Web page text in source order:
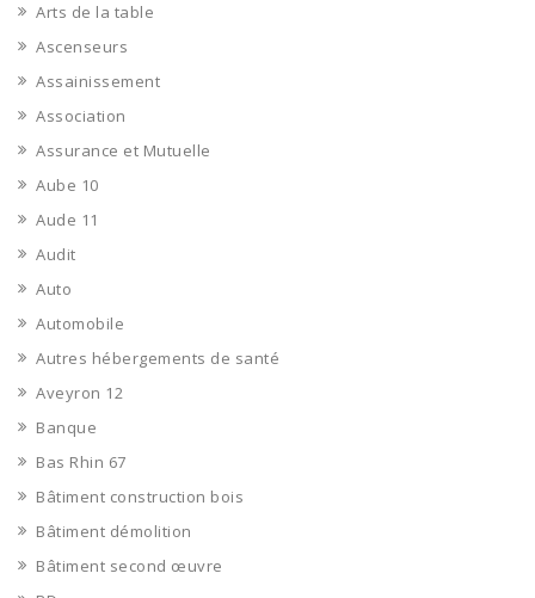
Arts de la table
Ascenseurs
Assainissement
Association
Assurance et Mutuelle
Aube 10
Aude 11
Audit
Auto
Automobile
Autres hébergements de santé
Aveyron 12
Banque
Bas Rhin 67
Bâtiment construction bois
Bâtiment démolition
Bâtiment second œuvre